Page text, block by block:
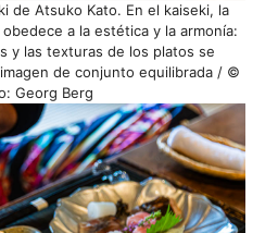
de Atsuko Kato. En el kaiseki, la
a la estética y la armonía:
y las texturas de los platos se
de conjunto equilibrada / ©
Georg Berg